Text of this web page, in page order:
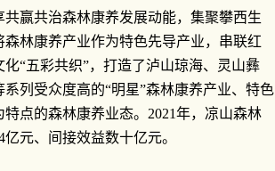
赢共治森林康养发展动能，集聚攀西生
林康养产业作为特色先导产业，串联红
“五彩共织”，打造了泸山琼海、灵山彝
列受众度高的“明星”森林康养产业、特色
点的森林康养业态。2021年，凉山森林
元、间接效益数十亿元。